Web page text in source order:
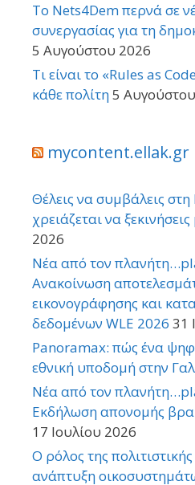
Το Nets4Dem περνά σε
συνεργασίας για τη
5 Αυγούστου 2026
Τι είναι το «Rules as
κάθε πολίτη5
mycontent.ellak.gr
Θέλεις να συμβάλεις στη
χρειάζεται να
2026
Νέα από τον
Ανακοίνωση
εικονογράφησης και
δεδομένων WLE 2026 31
Panoramax: πώς ένα
εθνική υποδομή στην
Νέα από τον
Εκδήλωση απονομής
17 Ιουλίου 2026
Ο ρόλος της
ανάπτυξη